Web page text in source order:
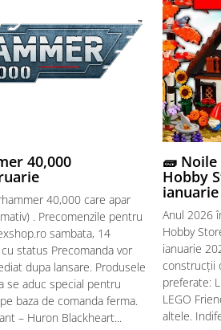
40,000
40,000 care apar
. Precomenzile pentru
sambata, 14
status Precomanda vor
dupa lansare. Produsele
se aduc special pentru
baza de comanda ferma.
– Huron Blackheart...
🧱 Noile
Hobby
ianuarie
Anul 2026
Hobby
ianuarie
construcții
preferate:
LEGO
altele.